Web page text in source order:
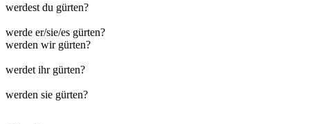
werdest du gürten?
werde er/sie/es gürten?
werden wir gürten?
werdet ihr gürten?
werden sie gürten?